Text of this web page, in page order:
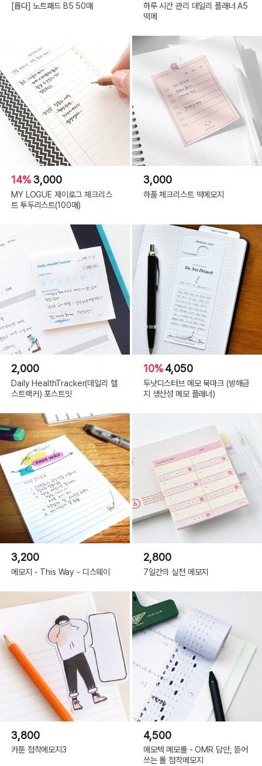
[롭다] 노트패드 B5 50매
하루 시간 관리 데일리 플래너 A5
떡메
14% 3,000
MY LOGUE 제이로그 체크리스
트 투두리스트(100매)
3,000
하품 체크리스트 떡메모지
2,000
Daily HealthTracker(데일리 헬
스트랙커) 포스트잇
10%4,050
두낫디스터브 메모 북마크 (방해금
지 생산성 메모 플래너)
3,200
메모지 - This Way - 디스웨이
2,800
7일간의 실천 메모지
3,800
카툰 점착메모지3
4,500
메모텍 메모롤 - OMR 답안, 뜯어
쓰는 롤 점착메모지